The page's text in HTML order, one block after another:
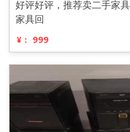
好评好评，推荐卖二手家
家具回
¥： 999